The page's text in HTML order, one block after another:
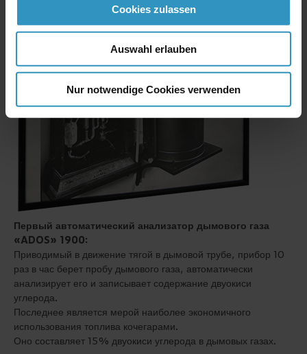
Cookies zulassen
Auswahl erlauben
Nur notwendige Cookies verwenden
Первый автоматический анализатор дымового газа
«ADOS» 1900:
Приводимый в движение тягой в дымовой трубе, прибор 10
раз в час берет пробу дымового газа, автоматически
анализирует его и записывает содержание двуокиси
углерода.
Последнее является мерой наиболее экономичного
использования топлива кочегарами.
Оно составляет 15% двуокиси углерода в дымовых газах.